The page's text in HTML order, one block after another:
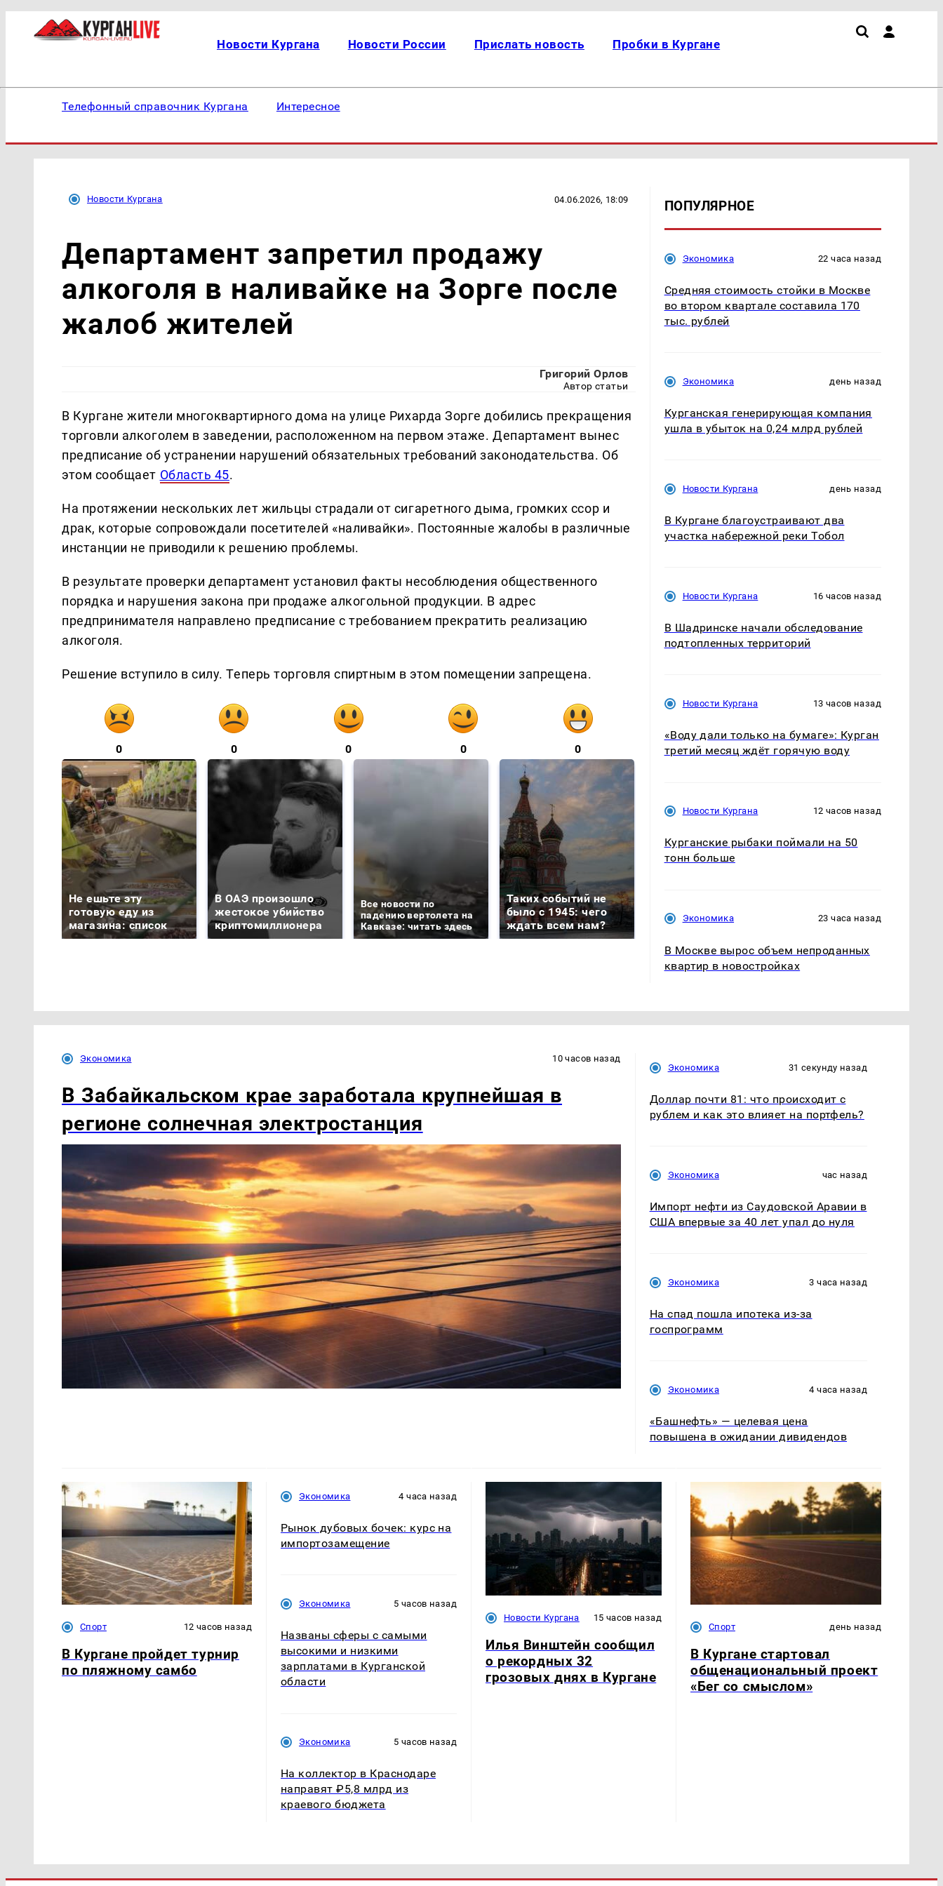
Новости Кургана Новости России Прислать новость Пробки в Кургане
Телефонный справочник Кургана Интересное
Новости Кургана 04.06.2026, 18:09
Департамент запретил продажу
алкоголя в наливайке на Зорге после
жалоб жителей
Григорий Орлов
Автор статьи
В Кургане жители многоквартирного дома на улице Рихарда Зорге добились прекращения
торговли алкоголем в заведении, расположенном на первом этаже. Департамент вынес
предписание об устранении нарушений обязательных требований законодательства. Об
этом сообщает Область 45.
На протяжении нескольких лет жильцы страдали от сигаретного дыма, громких ссор и
драк, которые сопровождали посетителей «наливайки». Постоянные жалобы в различные
инстанции не приводили к решению проблемы.
В результате проверки департамент установил факты несоблюдения общественного
порядка и нарушения закона при продаже алкогольной продукции. В адрес
предпринимателя направлено предписание с требованием прекратить реализацию
алкоголя.
Решение вступило в силу. Теперь торговля спиртным в этом помещении запрещена.
0 0 0 0 0
Не ешьте эту
готовую еду из
магазина: список
В ОАЭ произошло
жестокое убийство
криптомиллионера
Все новости по
падению вертолета на
Кавказе: читать здесь
Таких событий не
было с 1945: чего
ждать всем нам?
ажиотаж из-за этого
продукта: что купить?
подожгли.
ПОПУЛЯРНОЕ
Экономика 22 часа назад
Средняя стоимость стойки в Москве
во втором квартале составила 170
тыс. рублей
Экономика день назад
Курганская генерирующая компания
ушла в убыток на 0,24 млрд рублей
Новости Кургана день назад
В Кургане благоустраивают два
участка набережной реки Тобол
Новости Кургана 16 часов назад
В Шадринске начали обследование
подтопленных территорий
Новости Кургана 13 часов назад
«Воду дали только на бумаге»: Курган
третий месяц ждёт горячую воду
Новости Кургана 12 часов назад
Курганские рыбаки поймали на 50
тонн больше
Экономика 23 часа назад
В Москве вырос объем непроданных
квартир в новостройках
Экономика 10 часов назад
В Забайкальском крае заработала крупнейшая в
регионе солнечная электростанция
Экономика 31 секунду назад
Доллар почти 81: что происходит с
рублем и как это влияет на портфель?
Экономика час назад
Импорт нефти из Саудовской Аравии в
США впервые за 40 лет упал до нуля
Экономика 3 часа назад
На спад пошла ипотека из-за
госпрограмм
Экономика 4 часа назад
«Башнефть» — целевая цена
повышена в ожидании дивидендов
Спорт 12 часов назад
В Кургане пройдет турнир
по пляжному самбо
Экономика 4 часа назад
Рынок дубовых бочек: курс на
импортозамещение
Экономика 5 часов назад
Названы сферы с самыми
высокими и низкими
зарплатами в Курганской
области
Экономика 5 часов назад
На коллектор в Краснодаре
направят ₽5,8 млрд из
краевого бюджета
Новости Кургана 15 часов назад
Илья Винштейн сообщил
о рекордных 32
грозовых днях в Кургане
Спорт день назад
В Кургане стартовал
общенациональный проект
«Бег со смыслом»